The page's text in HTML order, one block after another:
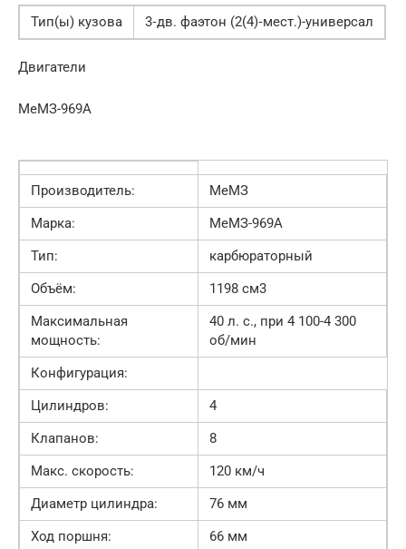
Тип(ы) кузова 3‑дв. фаэтон (2(4)‑мест.)-универсал
Двигатели
МеМЗ-969А
Производитель:
МеМЗ
Марка:
МеМЗ-969А
Тип:
карбюраторный
Объём:
1198 см3
Максимальная
мощность:
40 л. с., при 4 100-4 300
об/мин
Конфигурация:
Цилиндров:
4
Клапанов:
8
Макс. скорость:
120 км/ч
Диаметр цилиндра:
76 мм
Ход поршня:
66 мм